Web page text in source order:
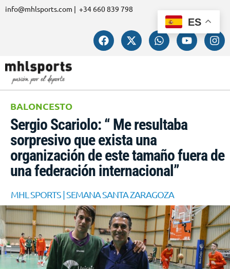
info@mhlsports.com | +34 660 839 798
BALONCESTO
Sergio Scariolo: “ Me resultaba
sorpresivo que exista una
organización de este tamaño fuera de
una federación internacional”
MHL SPORTS | SEMANA SANTA ZARAGOZA
ES